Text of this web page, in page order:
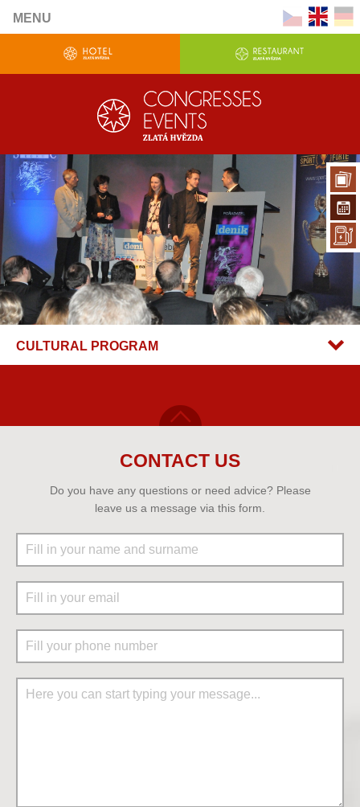
MENU
CULTURAL PROGRAM
CONTACT US
Do you have any questions or need advice? Please
leave us a message via this form.